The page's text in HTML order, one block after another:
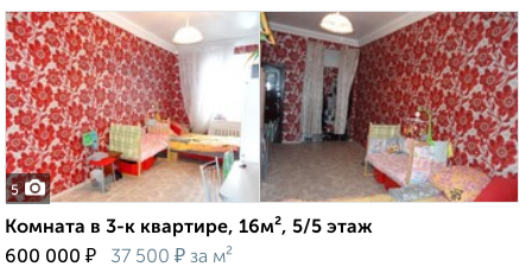
5
Комната в 3-к квартире, 16м², 5/5 этаж
600 000 ₽ 37 500 ₽ за м²